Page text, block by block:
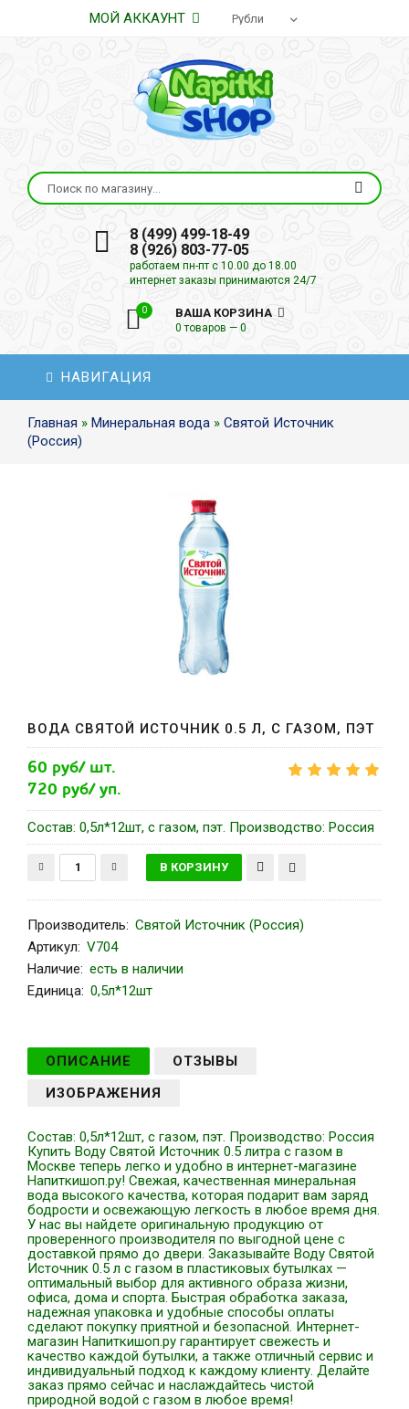
МОЙ АККАУНТ
8 (499) 499-18-49
8 (926) 803-77-05
работаем пн-пт с 10.00 до 18.00
интернет заказы принимаются 24/7
0 ВАША КОРЗИНА
0 товаров — 0
НАВИГАЦИЯ
Главная » Минеральная вода » Святой Источник
(Россия)
ВОДА СВЯТОЙ ИСТОЧНИК 0.5 Л, С ГАЗОМ, ПЭТ
60 руб/ шт.
720 руб/ уп.
Состав: 0,5л*12шт, с газом, пэт. Производство: Россия
Производитель: Святой Источник (Россия)
Артикул: V704
Наличие: есть в наличии
Единица: 0,5л*12шт
ОПИСАНИЕ
ОТЗЫВЫ
ИЗОБРАЖЕНИЯ
Состав: 0,5л*12шт, с газом, пэт. Производство: Россия
Купить Воду Святой Источник 0.5 литра с газом в
Москве теперь легко и удобно в интернет-магазине
Напиткишоп.ру! Свежая, качественная минеральная
вода высокого качества, которая подарит вам заряд
бодрости и освежающую легкость в любое время дня.
У нас вы найдете оригинальную продукцию от
проверенного производителя по выгодной цене с
доставкой прямо до двери. Заказывайте Воду Святой
Источник 0.5 л с газом в пластиковых бутылках —
оптимальный выбор для активного образа жизни,
офиса, дома и спорта. Быстрая обработка заказа,
надежная упаковка и удобные способы оплаты
сделают покупку приятной и безопасной. Интернет-
магазин Напиткишоп.ру гарантирует свежесть и
качество каждой бутылки, а также отличный сервис и
индивидуальный подход к каждому клиенту. Делайте
заказ прямо сейчас и наслаждайтесь чистой
природной водой с газом в любое время!